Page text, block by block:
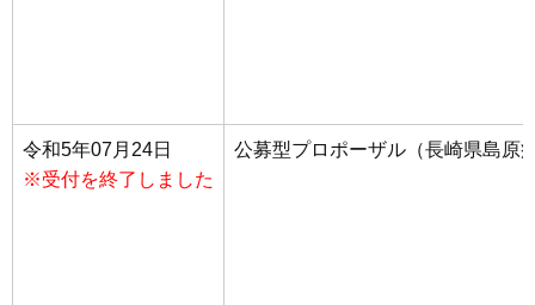
令和5年07月24日
※受付を終了しました
公募型プロポーザル（長崎県島原